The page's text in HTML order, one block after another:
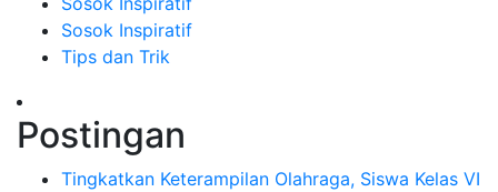
Sosok Inspiratif
Tips dan Trik
Postingan
Tingkatkan Keterampilan Olahraga, Siswa Kelas VI